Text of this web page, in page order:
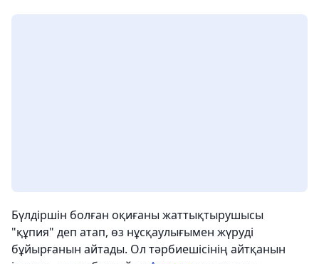
Бүлдіршін болған оқиғаны жаттықтырушысы
"құпия" деп атап, өз нұсқаулығымен жүруді
бұйырғанын айтады. Ол тәрбиешісінің айтқанын